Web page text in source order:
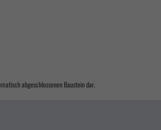
abgeschlossenen Baustein dar.